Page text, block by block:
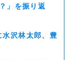
」を振り返
水沢林太郎、豊